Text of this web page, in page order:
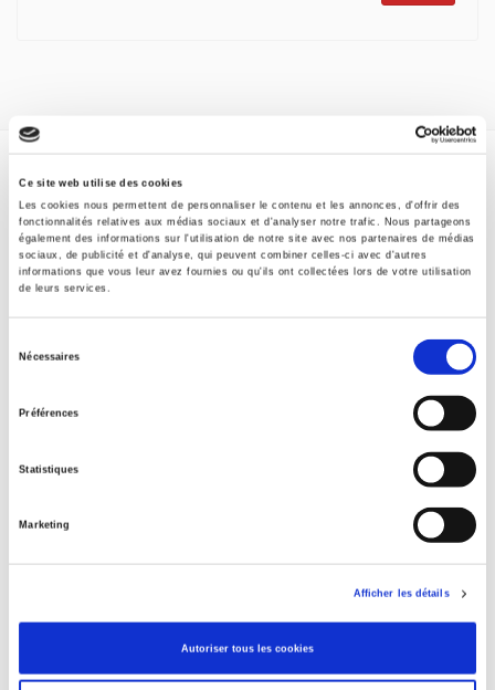
Ce site web utilise des cookies
Les cookies nous permettent de personnaliser le contenu et les annonces, d'offrir des
fonctionnalités relatives aux médias sociaux et d'analyser notre trafic. Nous partageons
également des informations sur l'utilisation de notre site avec nos partenaires de médias
sociaux, de publicité et d'analyse, qui peuvent combiner celles-ci avec d'autres
informations que vous leur avez fournies ou qu'ils ont collectées lors de votre utilisation
de leurs services.
Nécessaires
Préférences
Statistiques
Marketing
Afficher les détails
Autoriser tous les cookies
Specifications
Formats
Contents
Specifications
Publisher
Author
Journal
Le Mouvement Social
Language
Publisher Category
Economic & Social History